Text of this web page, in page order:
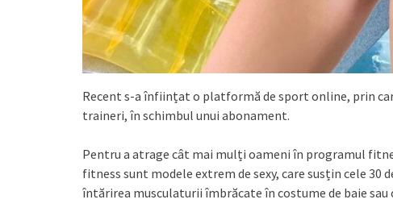
Recent s-a înființat o platformă de sport online, prin
traineri, în schimbul unui abonament.
Pentru a atrage cât mai mulți oameni în programul
fitness sunt modele extrem de sexy, care susțin cele 30
întărirea musculaturii îmbrăcate în costume de baie sau